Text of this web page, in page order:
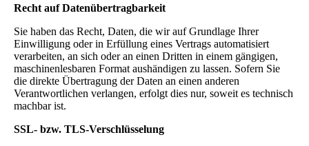
Recht auf Daten­übertrag­barkeit
Sie haben das Recht, Daten, die wir auf Grundlage Ihrer
Einwilligung oder in Erfüllung eines Vertrags automatisiert
verarbeiten, an sich oder an einen Dritten in einem gängigen,
maschinenlesbaren Format aushändigen zu lassen. Sofern Sie
die direkte Übertragung der Daten an einen anderen
Verantwortlichen verlangen, erfolgt dies nur, soweit es technisch
machbar ist.
SSL- bzw. TLS-Verschlüsselung